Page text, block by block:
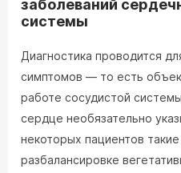
заболеваний
системы
Диагностика проводится
симптомов — то есть
работе сосудистой
сердце необязательно
некоторых пациентов
разбалансировке